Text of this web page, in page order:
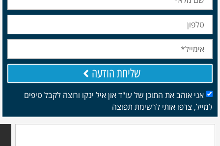
את התוכן של עו"ד און איל ינקו ורוצה לקבל טיפים
אותי לרשימת תפוצה
שליחת הודעה